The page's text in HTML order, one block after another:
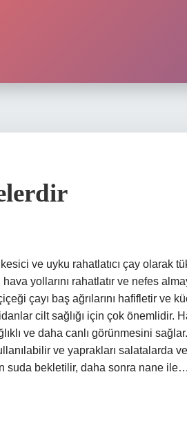
ve uyku rahatlatıcı çay olarak
yollarını rahatlatır ve nefes
çayı baş ağrılarını hafifletir ve
cilt sağlığı için çok önemlidir.
ve daha canlı görünmesini
ve yaprakları salatalarda
suda bekletilir, daha sonra nane ile…